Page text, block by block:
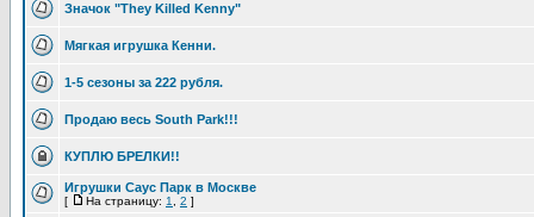
Значок "They Killed Kenny"
Мягкая игрушка Кенни.
1-5 сезоны за 222 рубля.
Продаю весь South Park!!!
КУПЛЮ БРЕЛКИ!!
Игрушки Саус Парк в Москве
[ На страницу: 1 2 ]